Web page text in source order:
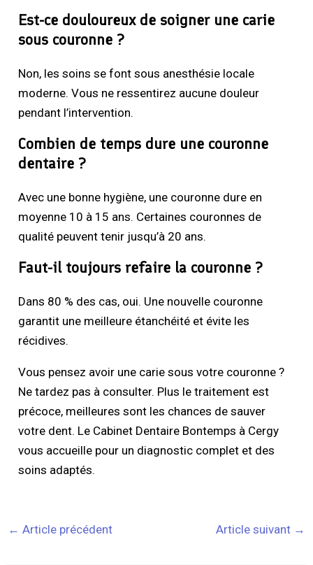
Est-ce douloureux de soigner une carie
sous couronne ?
Non, les soins se font sous anesthésie locale
moderne. Vous ne ressentirez aucune douleur
pendant l’intervention.
Combien de temps dure une couronne
dentaire ?
Avec une bonne hygiène, une couronne dure en
moyenne 10 à 15 ans. Certaines couronnes de
qualité peuvent tenir jusqu’à 20 ans.
Faut-il toujours refaire la couronne ?
Dans 80 % des cas, oui. Une nouvelle couronne
garantit une meilleure étanchéité et évite les
récidives.
Vous pensez avoir une carie sous votre couronne ?
Ne tardez pas à consulter. Plus le traitement est
précoce, meilleures sont les chances de sauver
votre dent. Le Cabinet Dentaire Bontemps à Cergy
vous accueille pour un diagnostic complet et des
soins adaptés.
← Article précédent Article suivant →